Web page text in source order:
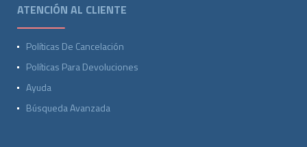
ATENCIÓN AL CLIENTE
Políticas De Cancelación
Políticas Para Devoluciones
Ayuda
Búsqueda Avanzada